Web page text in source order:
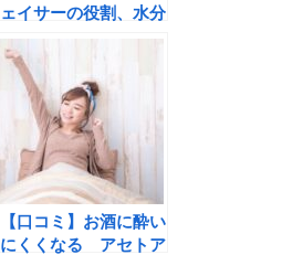
ェイサーの役割、水分
補給で翌朝が楽にな
る。
【口コミ】お酒に酔い
にくくなる アセトア